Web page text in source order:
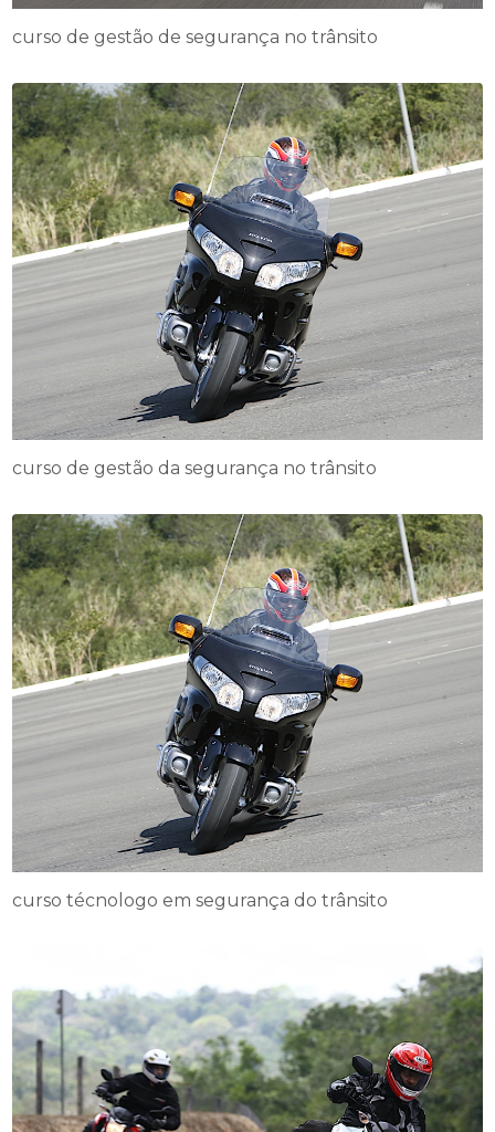
curso de gestão de segurança no trânsito
curso de gestão da segurança no trânsito
curso técnologo em segurança do trânsito